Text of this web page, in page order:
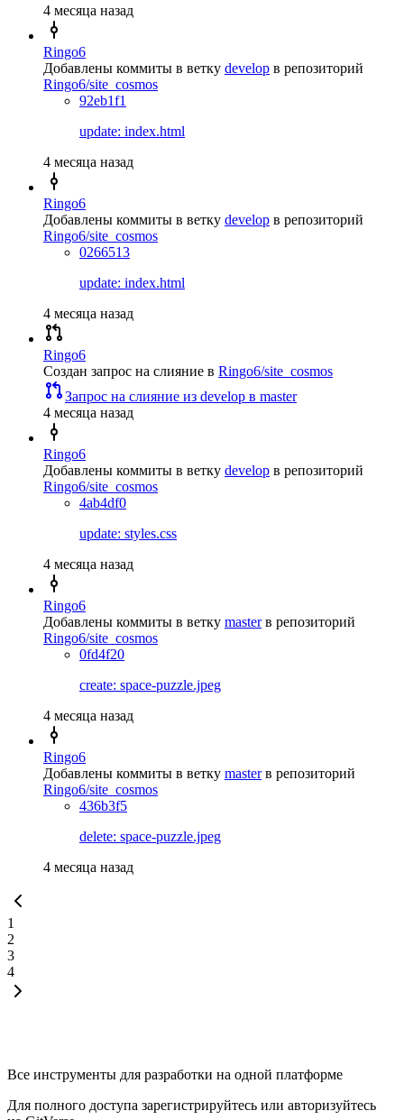
4 месяца назад
Ringo6
Добавлены коммиты в ветку develop в репозиторий
Ringo6/site_cosmos
92eb1f1
update: index.html
4 месяца назад
Ringo6
Добавлены коммиты в ветку develop в репозиторий
Ringo6/site_cosmos
0266513
update: index.html
4 месяца назад
Ringo6
Создан запрос на слияние в Ringo6/site_cosmos
Запрос на слияние из develop в master
4 месяца назад
Ringo6
Добавлены коммиты в ветку develop в репозиторий
Ringo6/site_cosmos
4ab4df0
update: styles.css
4 месяца назад
Ringo6
Добавлены коммиты в ветку master в репозиторий
Ringo6/site_cosmos
0fd4f20
create: space-puzzle.jpeg
4 месяца назад
Ringo6
Добавлены коммиты в ветку master в репозиторий
Ringo6/site_cosmos
436b3f5
delete: space-puzzle.jpeg
4 месяца назад
1
2
3
4
Все инструменты для разработки на одной платформе
Для полного доступа зарегистрируйтесь или авторизуйтесь